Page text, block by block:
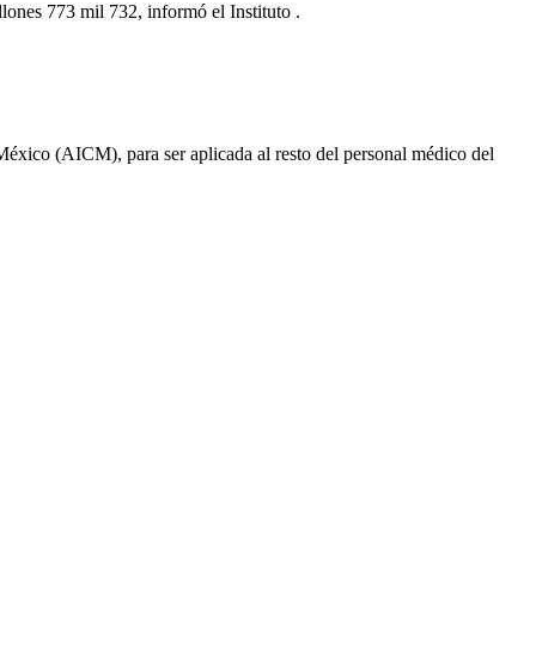
773 mil 732, informó el Instituto .
(AICM), para ser aplicada al resto del personal médico del